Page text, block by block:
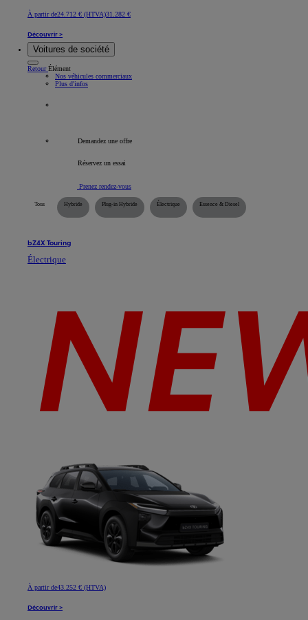
À partir de24.712 € (HTVA)31.282 €
Découvrir >
Voitures de société
RetourÉlément
Nos véhicules commerciaux
Plus d'infos
Demandez une offre
Réservez un essai
Prenez rendez-vous
Tous Hybride Plug-in Hybride Électrique Essence & Diesel
bZ4X Touring
Électrique
À partir de43.252 € (HTVA)
Découvrir >